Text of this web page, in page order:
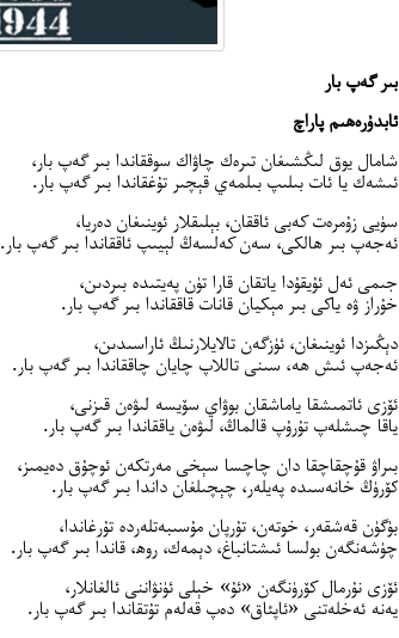
بىر گەپ بار
ئابدۇرەھىم پاراچ
شامال يوق لىڭشىغان تىرەك چاۋاك سوققاندا بىر گەپ بار،
ئىشەك يا ئات بىلىپ بىلمەي قېچىر تۇغقاندا بىر گەپ بار.
سۈيى زۇمرەت كەبى ئاققان، بېلىقلار ئوينىغان دەريا،
ئەجەپ بىر ھالكى، سەن كەلسەڭ لېيىپ ئاققاندا بىر گەپ بار.
جىمى ئەل ئۇيقۇدا ياتقان قارا تۈن پەيتىدە بىردىن،
خۇراز ۋە ياكى بىر مېكيان قانات قاققاندا بىر گەپ بار.
دېڭىزدا ئوينىغان، ئۈزگەن تالايلارنىڭ ئاراسىدىن،
ئەجەپ ئىش ھە، سىنى تاللاپ چايان چاققاندا بىر گەپ بار.
ئۆزى ئاتمىشقا ياماشقان بوۋاي سۆيسە لىۋەن قىزنى،
ياقا چىشلەپ تۇرۇپ قالماڭ، لىۋەن ياققاندا بىر گەپ بار.
بىراۋ قۇچقاچقا دان چاچسا سېخى مەرتكەن ئوچۇق دەيمىز،
كۆرۈڭ خانەسىدە پەيلەر، چېچىلغان داندا بىر گەپ بار.
بۈگۈن قەشقەر، خوتەن، تۇرپان مۇسىبەتلەردە تۇرغاندا،
چۈشەنگەن بولسا ئىشتانباغ، دېمەك، روھ، قاندا بىر گەپ بار.
ئۆزى نۇرمال كۆرۈنگەن «ئۇ» خېلى ئۈنۋاننى ئالغانلار،
يەنە ئەخلەتنى «ئاپئاق» دەپ قەلەم تۇتقاندا بىر گەپ بار.